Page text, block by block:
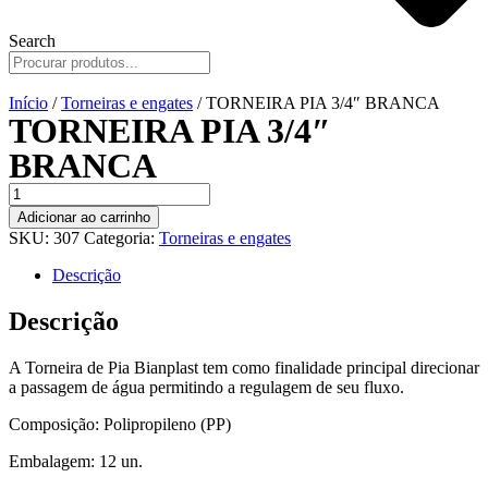
Search
Início /Torneiras e engates / TORNEIRA PIA 3/4″ BRANCA
TORNEIRA PIA 3/4″
BRANCA
TORNEIRA
PIA
3/4"
BRANCA
quantidade
Adicionar ao carrinho
SKU: 307 Categoria: Torneiras e engates
Descrição
Descrição
A Torneira de Pia Bianplast tem como finalidade principal direcionar
a passagem de água permitindo a regulagem de seu fluxo.
Composição: Polipropileno (PP)
Embalagem: 12 un.